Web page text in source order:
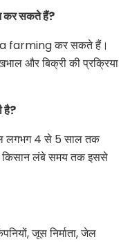
सकते हैं?
farming कर सकते हैं।
और बिक्री की प्रक्रिया
है?
लगभग 4 से 5 साल तक
किसान लंबे समय तक इससे
जूस निर्माता, जेल